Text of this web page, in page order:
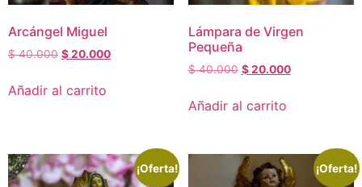
Arcángel Miguel
$40.000 $20.000
Añadir al carrito
Lámpara de Virgen
Pequeña
$40.000 $20.000
Añadir al carrito
¡Oferta! ¡Oferta!